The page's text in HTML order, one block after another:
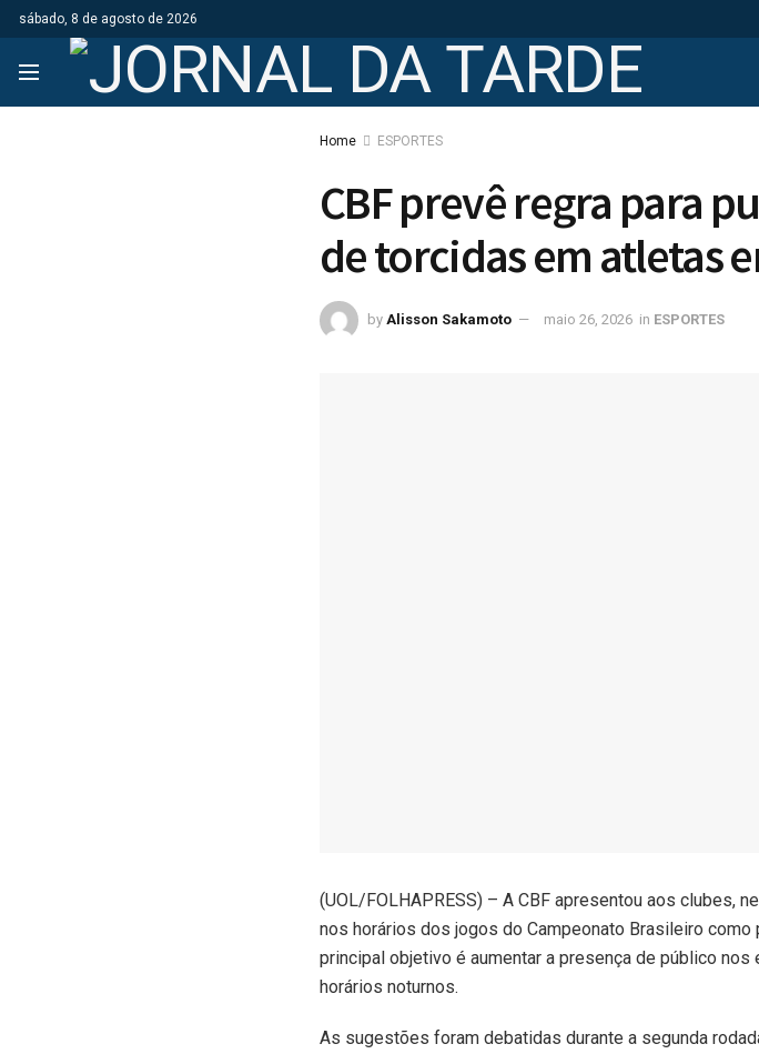
sábado, 8 de agosto de 2026
Home ESPORTES
CBF prevê regra para
de torcidas em atletas
by Alisson Sakamoto maio 26, 2026 in ESPORTES
(UOL/FOLHAPRESS) – A CBF apresentou aos clubes,
nos horários dos jogos do Campeonato Brasileiro
principal objetivo é aumentar a presença de público
horários noturnos.
As sugestões foram debatidas durante a segunda